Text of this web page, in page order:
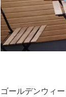
ゴールデンウィ